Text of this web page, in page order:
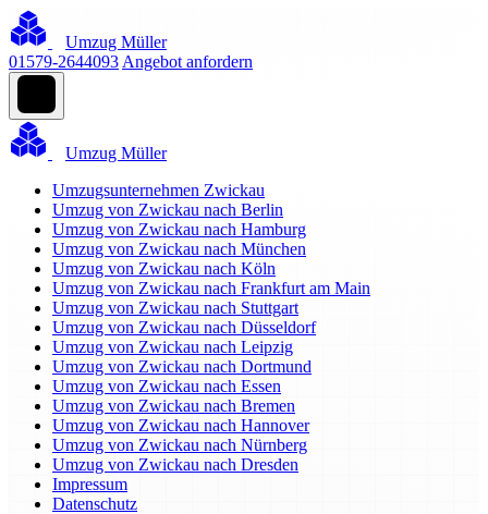
Umzug Müller
01579-2644093 Angebot anfordern
Umzug Müller
Umzugsunternehmen Zwickau
Umzug von Zwickau nach Berlin
Umzug von Zwickau nach Hamburg
Umzug von Zwickau nach München
Umzug von Zwickau nach Köln
Umzug von Zwickau nach Frankfurt am Main
Umzug von Zwickau nach Stuttgart
Umzug von Zwickau nach Düsseldorf
Umzug von Zwickau nach Leipzig
Umzug von Zwickau nach Dortmund
Umzug von Zwickau nach Essen
Umzug von Zwickau nach Bremen
Umzug von Zwickau nach Hannover
Umzug von Zwickau nach Nürnberg
Umzug von Zwickau nach Dresden
Impressum
Datenschutz